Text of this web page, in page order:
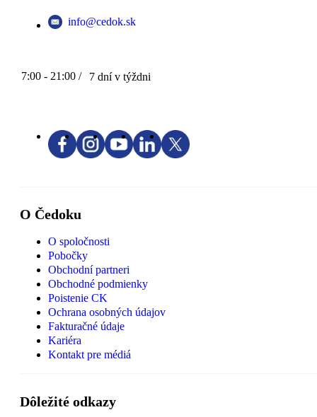
info@cedok.sk
7:00 - 21:00 / 7 dní v týždni
O Čedoku
O spoločnosti
Pobočky
Obchodní partneri
Obchodné podmienky
Poistenie CK
Ochrana osobných údajov
Fakturačné údaje
Kariéra
Kontakt pre médiá
Dôležité odkazy